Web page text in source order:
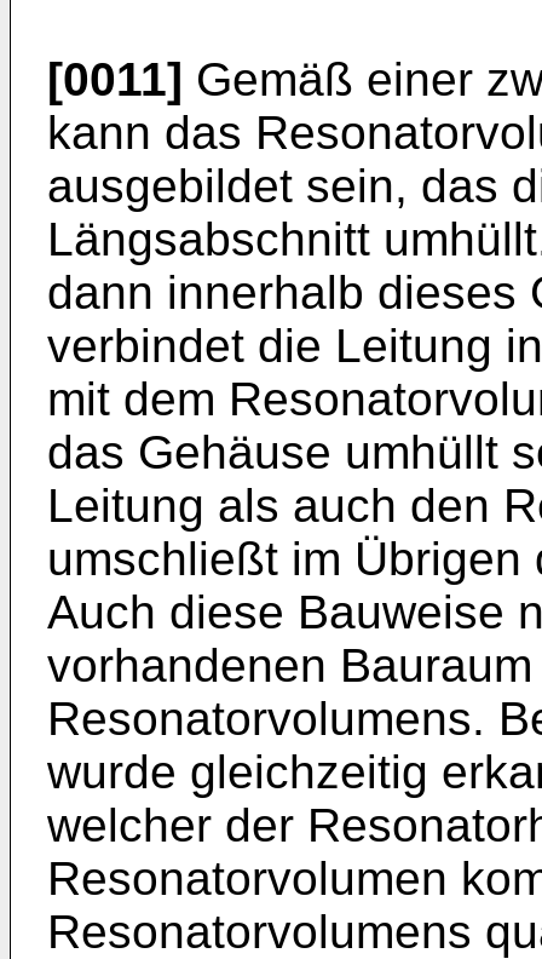
[0011] Gemäß einer
kann das
ausgebildet sein, das
Längsabschnitt
dann innerhalb dieses
verbindet die Leitung
mit dem
das Gehäuse umhüllt
Leitung als auch den
umschließt im
Auch diese Bauweise
vorhandenen
Resonatorvolumens.
wurde gleichzeitig
welcher der
Resonatorvolumen
Resonatorvolumens